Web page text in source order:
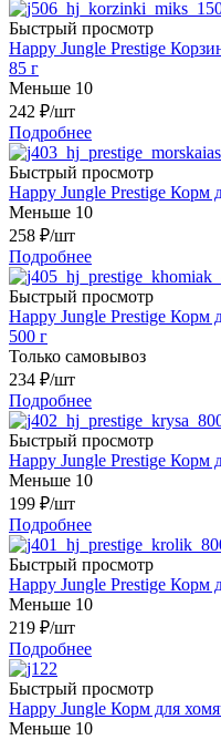
Быстрый просмотр
Happy Jungle Prestige
85 г
Меньше 10
242 ₽/шт
Подробнее
Быстрый просмотр
Happy Jungle Prestige Корм
Меньше 10
258 ₽/шт
Подробнее
Быстрый просмотр
Happy Jungle Prestige Корм
500 г
Только самовывоз
234 ₽/шт
Подробнее
Быстрый просмотр
Happy Jungle Prestige Корм
Меньше 10
199 ₽/шт
Подробнее
Быстрый просмотр
Happy Jungle Prestige Корм
Меньше 10
219 ₽/шт
Подробнее
Быстрый просмотр
Happy Jungle Корм для
Меньше 10